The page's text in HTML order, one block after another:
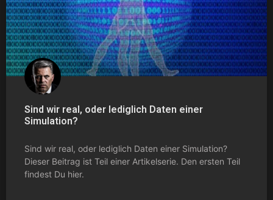
Sind wir real, oder lediglich Daten einer
Simulation?
Sind wir real, oder lediglich Daten einer Simulation?
Dieser Beitrag ist Teil einer Artikelserie. Den ersten Teil
findest Du hier.